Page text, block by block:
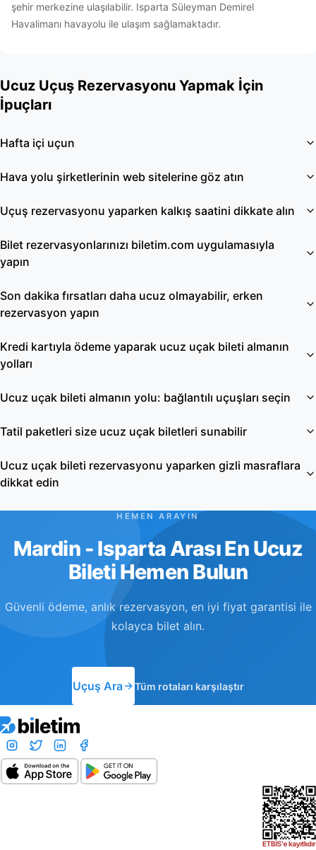
şehir merkezine ulaşılabilir. Isparta Süleyman Demirel
Havalimanı havayolu ile ulaşım sağlamaktadır.
Ucuz Uçuş Rezervasyonu Yapmak İçin
İpuçları
Hafta içi uçun
Hava yolu şirketlerinin web sitelerine göz atın
Uçuş rezervasyonu yaparken kalkış saatini dikkate alın
Bilet rezervasyonlarınızı biletim.com uygulamasıyla
yapın
Son dakika fırsatları daha ucuz olmayabilir, erken
rezervasyon yapın
Kredi kartıyla ödeme yaparak ucuz uçak bileti almanın
yolları
Ucuz uçak bileti almanın yolu: bağlantılı uçuşları seçin
Tatil paketleri size ucuz uçak biletleri sunabilir
Ucuz uçak bileti rezervasyonu yaparken gizli masraflara
dikkat edin
HEMEN ARAYIN
Mardin - Isparta Arası En Ucuz
Bileti Hemen Bulun
Güvenli ödeme, anlık rezervasyon, en iyi fiyat garantisi ile
kolayca bilet alın.
Uçuş Ara Tüm rotaları karşılaştır